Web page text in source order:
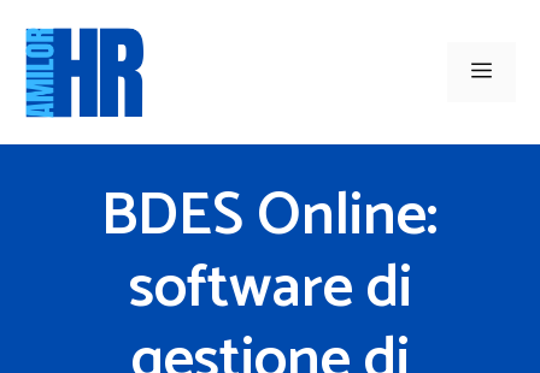
contenuto
Menu
BDES Online:
software di